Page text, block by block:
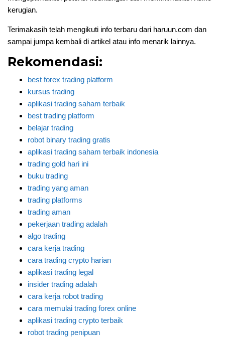
kerugian.
Terimakasih telah mengikuti info terbaru dari haruun.com dan
sampai jumpa kembali di artikel atau info menarik lainnya.
Rekomendasi:
best forex trading platform
kursus trading
aplikasi trading saham terbaik
best trading platform
belajar trading
robot binary trading gratis
aplikasi trading saham terbaik indonesia
trading gold hari ini
buku trading
trading yang aman
trading platforms
trading aman
pekerjaan trading adalah
algo trading
cara kerja trading
cara trading crypto harian
aplikasi trading legal
insider trading adalah
cara kerja robot trading
cara memulai trading forex online
aplikasi trading crypto terbaik
robot trading penipuan